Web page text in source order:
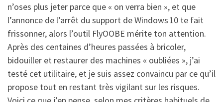
n’oses plus jeter parce que « on verra bien », et que
l’annonce de l’arrêt du support de Windows 10 te fait
frissonner, alors l’outil FlyOOBE mérite ton attention.
Après des centaines d’heures passées à bricoler,
bidouiller et restaurer des machines « oubliées », j’ai
testé cet utilitaire, et je suis assez convaincu par ce qu’il
propose tout en restant très vigilant sur les risques.